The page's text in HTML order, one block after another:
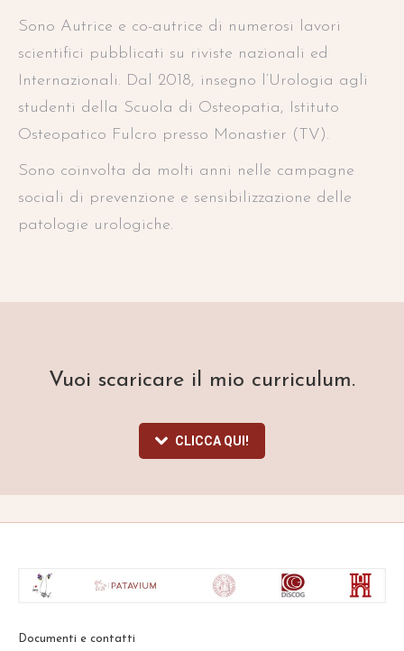
Sono Autrice e co-autrice di numerosi lavori
scientifici pubblicati su riviste nazionali ed
Internazionali. Dal 2018, insegno l’Urologia agli
studenti della Scuola di Osteopatia, Istituto
Osteopatico Fulcro presso Monastier (TV).
Sono coinvolta da molti anni nelle campagne
sociali di prevenzione e sensibilizzazione delle
patologie urologiche.
Vuoi scaricare il mio curriculum.
CLICCA QUI!
Documenti e contatti